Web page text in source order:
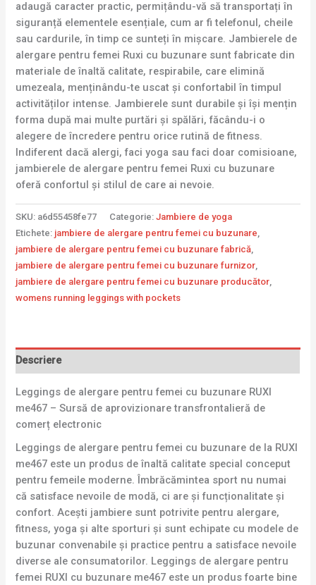
adaugă caracter practic, permițându-vă să transportați în
siguranță elementele esențiale, cum ar fi telefonul, cheile
sau cardurile, în timp ce sunteți în mișcare. Jambierele de
alergare pentru femei Ruxi cu buzunare sunt fabricate din
materiale de înaltă calitate, respirabile, care elimină
umezeala, menținându-te uscat și confortabil în timpul
activităților intense. Jambierele sunt durabile și își mențin
forma după mai multe purtări și spălări, făcându-i o
alegere de încredere pentru orice rutină de fitness.
Indiferent dacă alergi, faci yoga sau faci doar comisioane,
jambierele de alergare pentru femei Ruxi cu buzunare
oferă confortul și stilul de care ai nevoie.
SKU: a6d55458fe77 Categorie:Jambiere de yoga
Etichete: jambiere de alergare pentru femei cu buzunare,
jambiere de alergare pentru femei cu buzunare fabrică,
jambiere de alergare pentru femei cu buzunare furnizor,
jambiere de alergare pentru femei cu buzunare producător,
womens running leggings with pockets
Descriere
Leggings de alergare pentru femei cu buzunare RUXI
me467 – Sursă de aprovizionare transfrontalieră de
comerț electronic
Leggings de alergare pentru femei cu buzunare de la RUXI
me467 este un produs de înaltă calitate special conceput
pentru femeile moderne. Îmbrăcămintea sport nu numai
că satisface nevoile de modă, ci are și funcționalitate și
confort. Acești jambiere sunt potrivite pentru alergare,
fitness, yoga și alte sporturi și sunt echipate cu modele de
buzunar convenabile și practice pentru a satisface nevoile
diverse ale consumatorilor. Leggings de alergare pentru
femei RUXI cu buzunare me467 este un produs foarte bine